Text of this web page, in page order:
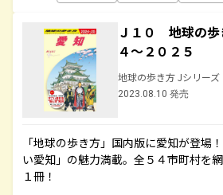
Ｊ１０ 地球の
４～２０２５
地球の歩き方 Jシリーズ
2023.08.10 発売
「地球の歩き方」国内版に愛知が登場
い愛知」の魅力満載。全５４市町村を
１冊！